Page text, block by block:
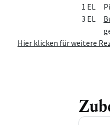
1 EL
3 EL
Hier klicken für weitere